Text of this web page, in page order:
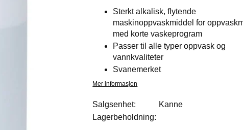
Sterkt alkalisk, flytende
maskinoppvaskmiddel for
med korte vaskeprogram
Passer til alle typer oppvask og
vannkvaliteter
Svanemerket
Mer informasjon
Salgsenhet:
Kanne
Lagerbeholdning: